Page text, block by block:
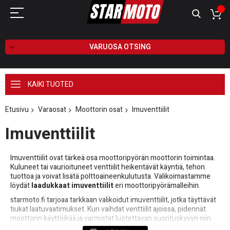
VARUOSA OTSING
KAIKI TUOTED
Etusivu Varaosat Moottorin osat Imuventtiilit
Imuventtiilit
Imuventtiilit ovat tärkeä osa moottoripyörän moottorin toimintaa.
Kuluneet tai vaurioituneet venttiilit heikentävät käyntiä, tehon
tuottoa ja voivat lisätä polttoaineenkulutusta. Valikoimastamme
löydätlaadukkaat imuventtiiliteri moottoripyörämalleihin.
starmoto.fi tarjoaa tarkkaan valikoidut imuventtiilit, jotka täyttävät
tiukat laatuvaatimukset. Kun vaihdat venttiilit ajoissa, pidennät
moottorin käyttöikää ja varmistat luotettavan suorituskyvyn niin
arjessa kuin harrasteajossa.